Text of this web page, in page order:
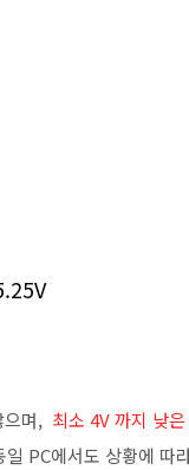
며, 최소 4V 까지 낮
PC에서도 상황에 따